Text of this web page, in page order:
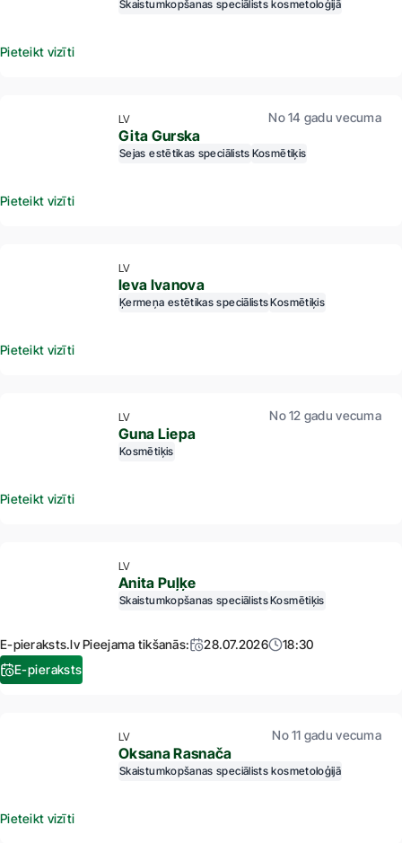
Skaistumkopšanas speciālists kosmetoloģijā
Pieteikt vizīti
LV No 14 gadu vecuma
Gita Gurska
Sejas estētikas speciālists Kosmētiķis
Pieteikt vizīti
LV
Ieva Ivanova
Ķermeņa estētikas speciālistsKosmētiķis
Pieteikt vizīti
LV No 12 gadu vecuma
Guna Liepa
Kosmētiķis
Pieteikt vizīti
LV
Anita Puļķe
Skaistumkopšanas speciālistsKosmētiķis
E-pieraksts.lv Pieejama tikšanās: 28.07.2026
18:30
E-pieraksts
LV No 11 gadu vecuma
Oksana Rasnača
Skaistumkopšanas speciālists kosmetoloģijā
Pieteikt vizīti